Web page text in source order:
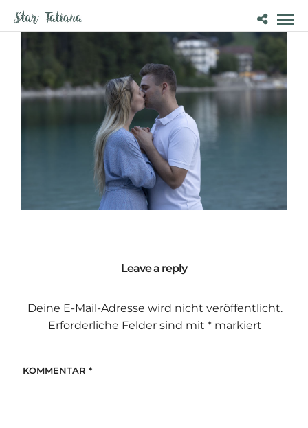
Leave a reply
Deine E-Mail-Adresse wird nicht veröffentlicht.
Erforderliche Felder sind mit *markiert
KOMMENTAR *